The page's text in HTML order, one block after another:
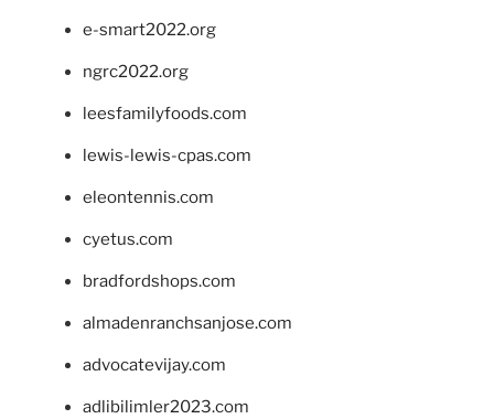
e-smart2022.org
ngrc2022.org
leesfamilyfoods.com
lewis-lewis-cpas.com
eleontennis.com
cyetus.com
bradfordshops.com
almadenranchsanjose.com
advocatevijay.com
adlibilimler2023.com